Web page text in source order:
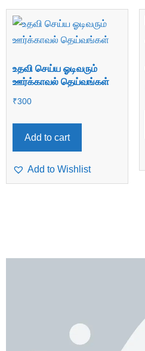
உதவி செய்ய ஓடிவரும்
ஊர்க்காவல் தெய்வங்கள்
₹300
Add to cart
Add to Wishlist